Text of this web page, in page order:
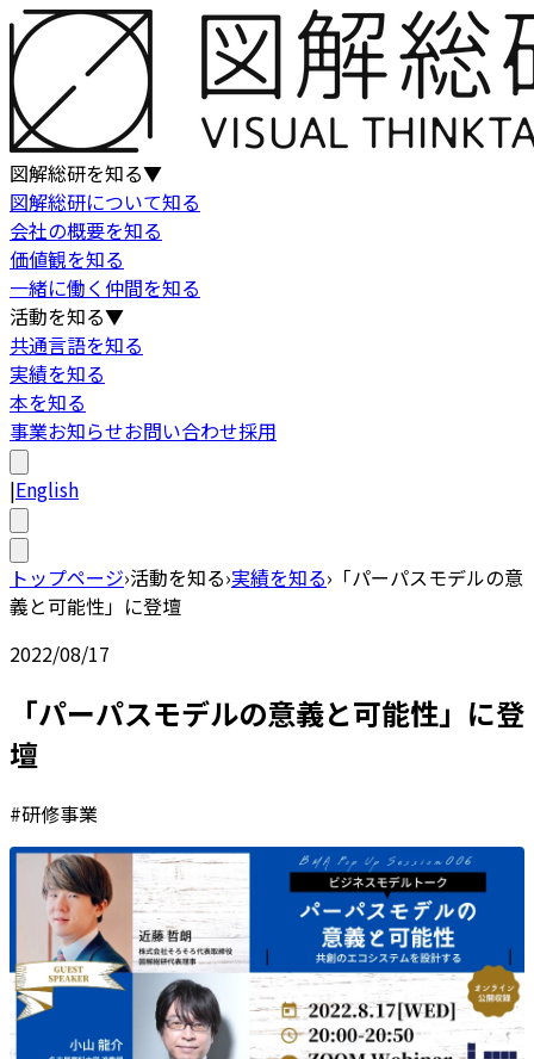
図解総研を知る▼
図解総研について知る
会社の概要を知る
価値観を知る
一緒に働く仲間を知る
活動を知る▼
共通言語を知る
実績を知る
本を知る
事業お知らせお問い合わせ採用
|English
トップページ›活動を知る›実績を知る› 「パーパスモデルの意
義と可能性」に登壇
2022/08/17
「パーパスモデルの意義と可能性」に登
壇
#研修事業